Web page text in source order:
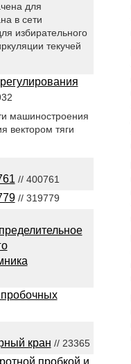
для
в сети
избирательного
текучей
машиностроения
вектором тяги
// 400761
// 319779
кран // 23365